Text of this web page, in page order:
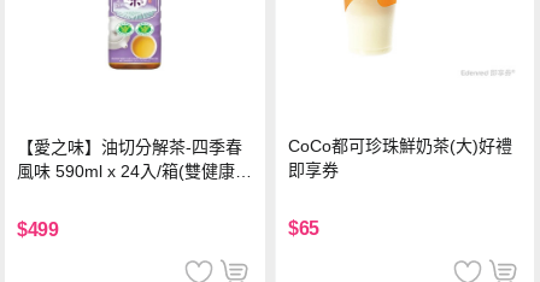
【愛之味】油切分解茶-四季春
風味 590ml x 24入/箱(雙健康認
$499
CoCo都可珍珠鮮奶茶(大)好禮
即享券
$65